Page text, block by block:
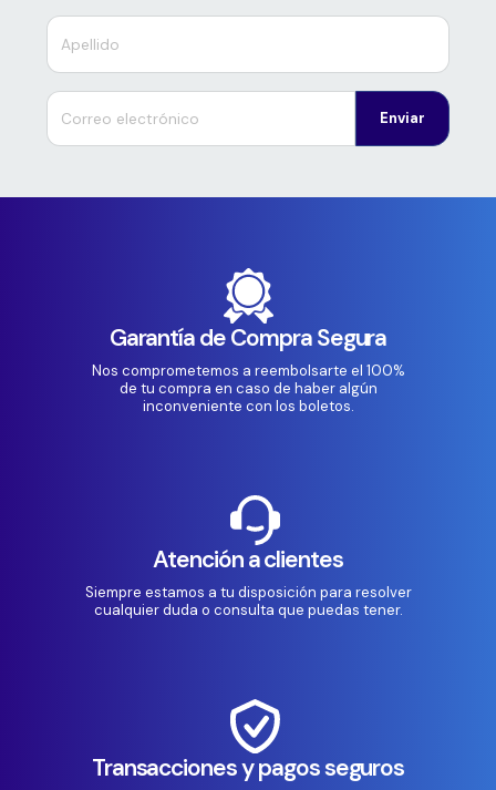
Enviar
Garantía de Compra Segura
Nos comprometemos a reembolsarte el 100%
de tu compra en caso de haber algún
inconveniente con los boletos.
Atención a clientes
Siempre estamos a tu disposición para resolver
cualquier duda o consulta que puedas tener.
Transacciones y pagos seguros